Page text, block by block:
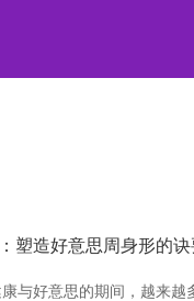
塑造好意思周身形的诀
与好意思的期间，越来越